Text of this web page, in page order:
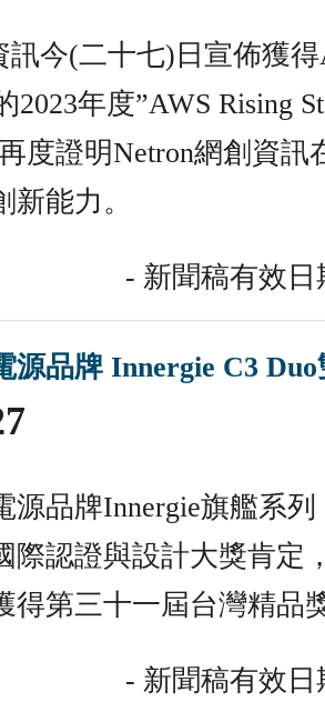
訊今(二十七)日宣佈獲得
2023年度”AWS Rising
度證明Netron網創資訊
能力。
- 新聞稿有效日
源品牌 Innergie C3
源品牌Innergie旗艦系
際認證與設計大獎肯定
得第三十一屆台灣精品
- 新聞稿有效日